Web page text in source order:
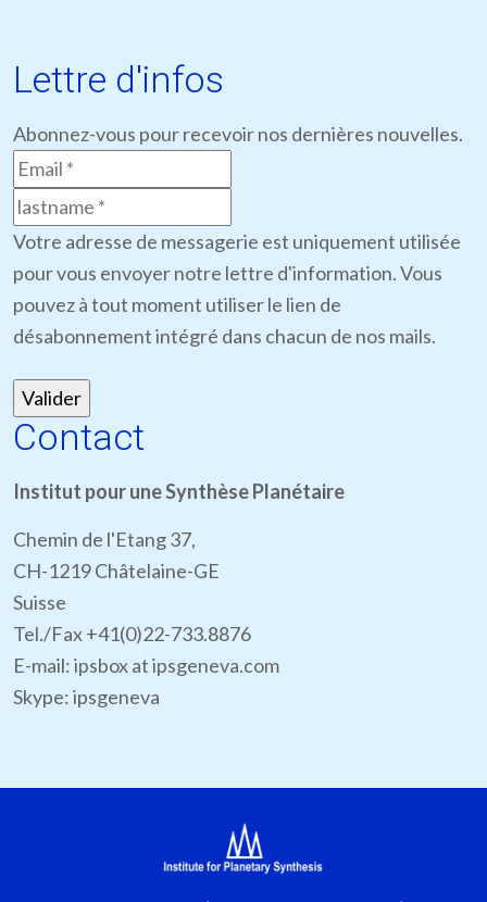
Lettre d'infos
Abonnez-vous pour recevoir nos dernières nouvelles.
Votre adresse de messagerie est uniquement utilisée
pour vous envoyer notre lettre d'information. Vous
pouvez à tout moment utiliser le lien de
désabonnement intégré dans chacun de nos mails.
Contact
Institut pour une Synthèse Planétaire
Chemin de l'Etang 37,
CH-1219 Châtelaine-GE
Suisse
Tel./Fax +41(0)22-733.8876
E-mail: ipsbox at ipsgeneva.com
Skype: ipsgeneva